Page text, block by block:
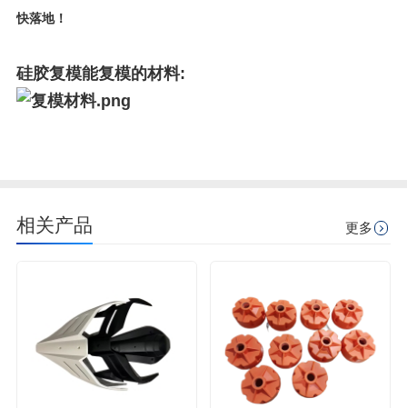
快落地！
硅胶复模能复模的材料:
相关产品 更多